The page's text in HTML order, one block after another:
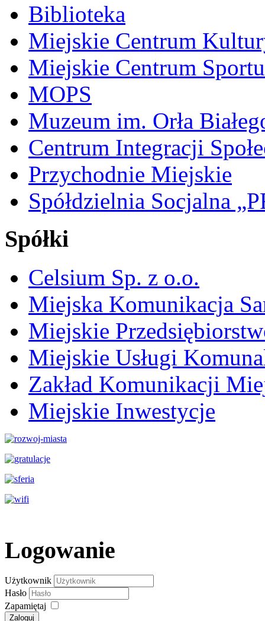
Biblioteka
Miejskie Centrum
Miejskie Centrum
MOPS
Muzeum im. Orła
Centrum Integracji
Przychodnie Miejskie
Spółdzielnia Socjalna
Spółki
Celsium Sp. z o.o.
Miejska Komunikacja
Miejskie
Miejskie Usługi
Zakład Komunikacji
Miejskie Inwestycje
Logowanie
Użytkownik
Hasło
Zapamiętaj
Zaloguj